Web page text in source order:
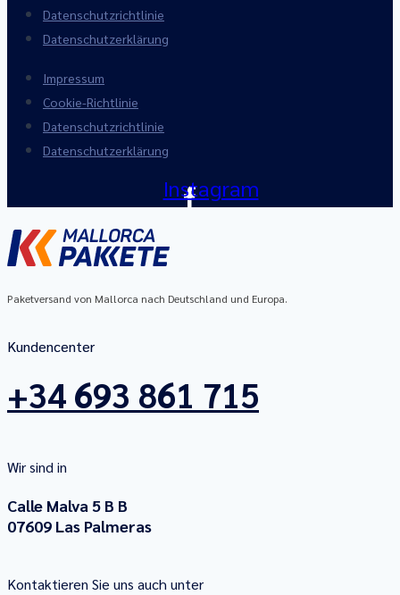
Datenschutzrichtlinie
Datenschutzerklärung
Impressum
Cookie-Richtlinie
Datenschutzrichtlinie
Datenschutzerklärung
Instagram
Paketversand von Mallorca nach Deutschland und Europa.
Kundencenter
+34 693 861 715
Wir sind in
Calle Malva 5 B B
07609 Las Palmeras
Kontaktieren Sie uns auch unter